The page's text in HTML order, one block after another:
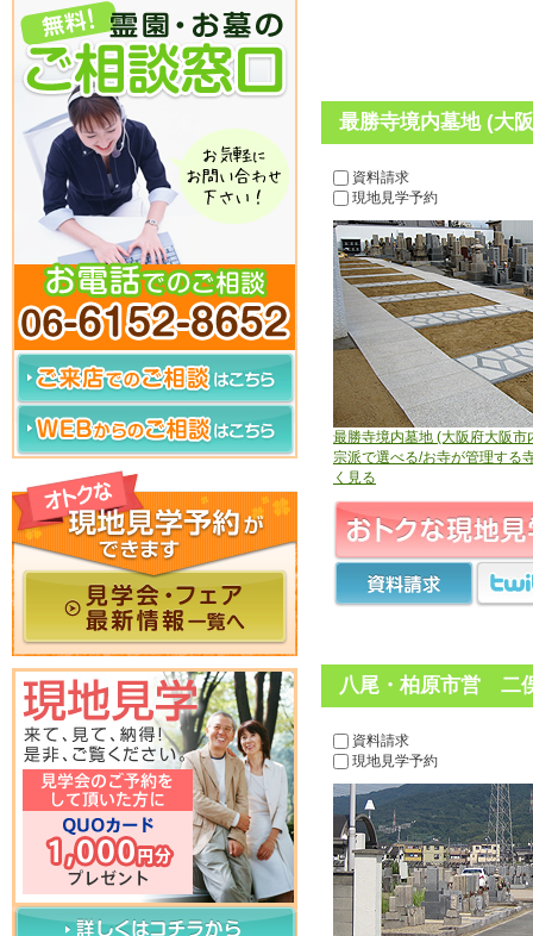
最勝寺境内墓地 (大
資料請求
現地見学予約
最勝寺境内墓地 (大阪府大阪市
宗派で選べる/お寺が管理する
く見る
八尾・柏原市営 二
資料請求
現地見学予約